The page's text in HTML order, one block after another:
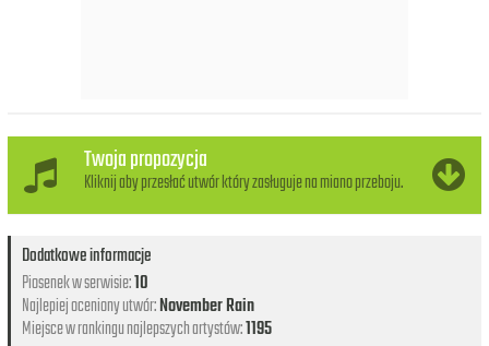
Twoja propozycja
Kliknij aby przesłać utwór który zasługuje na miano przeboju.
Dodatkowe informacje
Piosenek w serwisie:10
Najlepiej oceniony utwór:November Rain
Miejsce w rankingu najlepszych artystów:1195